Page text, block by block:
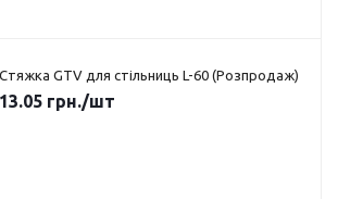
Стяжка GTV для стільниць L-60 (Розпродаж)
13.05 грн./шт